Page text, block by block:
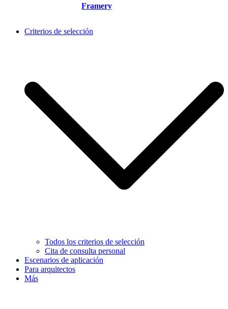
Framery
Criterios de selección
Todos los criterios de selección
Cita de consulta personal
Escenarios de aplicación
Para arquitectos
Más